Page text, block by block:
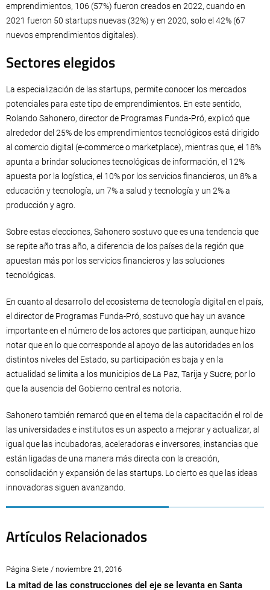
emprendimientos, 106 (57%) fueron creados en 2022, cuando en
2021 fueron 50 startups nuevas (32%) y en 2020, solo el 42% (67
nuevos emprendimientos digitales).
Sectores elegidos
La especialización de las startups, permite conocer los mercados
potenciales para este tipo de emprendimientos. En este sentido,
Rolando Sahonero, director de Programas Funda-Pró, explicó que
alrededor del 25% de los emprendimientos tecnológicos está dirigido
al comercio digital (e-commerce o marketplace), mientras que, el 18%
apunta a brindar soluciones tecnológicas de información, el 12%
apuesta por la logística, el 10% por los servicios financieros, un 8% a
educación y tecnología, un 7% a salud y tecnología y un 2% a
producción y agro.
Sobre estas elecciones, Sahonero sostuvo que es una tendencia que
se repite año tras año, a diferencia de los países de la región que
apuestan más por los servicios financieros y las soluciones
tecnológicas.
En cuanto al desarrollo del ecosistema de tecnología digital en el país,
el director de Programas Funda-Pró, sostuvo que hay un avance
importante en el número de los actores que participan, aunque hizo
notar que en lo que corresponde al apoyo de las autoridades en los
distintos niveles del Estado, su participación es baja y en la
actualidad se limita a los municipios de La Paz, Tarija y Sucre; por lo
que la ausencia del Gobierno central es notoria.
Sahonero también remarcó que en el tema de la capacitación el rol de
las universidades e institutos es un aspecto a mejorar y actualizar, al
igual que las incubadoras, aceleradoras e inversores, instancias que
están ligadas de una manera más directa con la creación,
consolidación y expansión de las startups. Lo cierto es que las ideas
innovadoras siguen avanzando.
Artículos Relacionados
Página Siete / noviembre 21, 2016
La mitad de las construcciones del eje se levanta en Santa